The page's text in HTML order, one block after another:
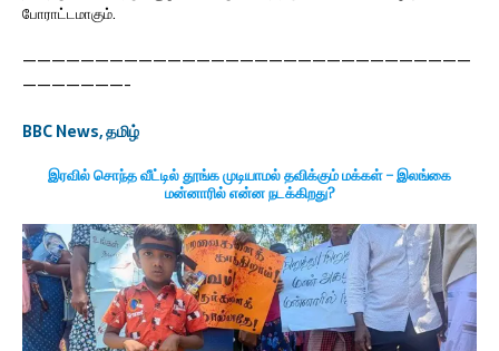
போராட்டமாகும்.
———————————————————————————————
———————-
BBC News, தமிழ்
இரவில் சொந்த வீட்டில் தூங்க முடியாமல் தவிக்கும் மக்கள் – இலங்கை
மன்னாரில் என்ன நடக்கிறது?